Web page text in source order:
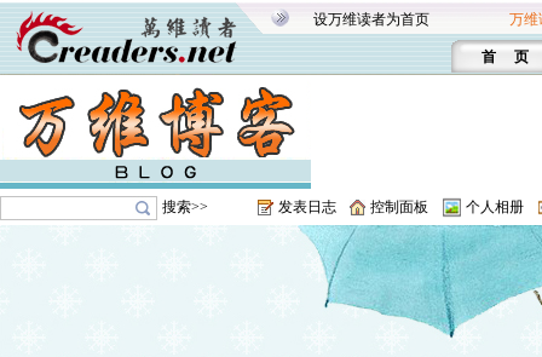
设万维读者为首页 万维
首 页
搜索>> 发表日志 控制面板 个人相册